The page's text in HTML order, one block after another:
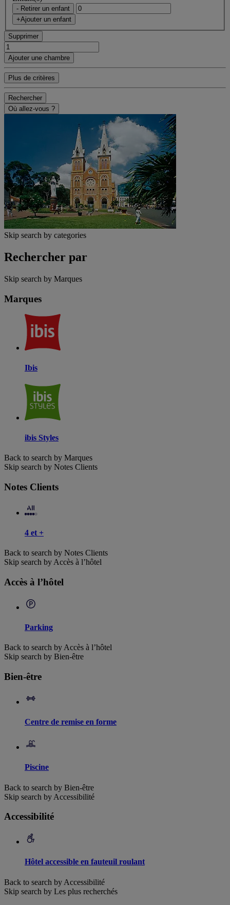
- Retirer un enfant
+Ajouter un enfant
Supprimer
Ajouter une chambre
Plus de critères
Rechercher
Où allez-vous ?
Skip search by categories
Rechercher par
Skip search by Marques
Marques
Ibis
ibis Styles
Back to search by Marques
Skip search by Notes Clients
Notes Clients
4 et +
Back to search by Notes Clients
Skip search by Accès à l’hôtel
Accès à l’hôtel
Parking
Back to search by Accès à l’hôtel
Skip search by Bien-être
Bien-être
Centre de remise en forme
Piscine
Back to search by Bien-être
Skip search by Accessibilité
Accessibilité
Hôtel accessible en fauteuil roulant
Back to search by Accessibilité
Skip search by Les plus recherchés